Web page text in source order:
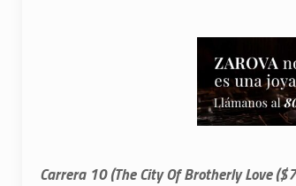
Carrera 10 (The City Of Brotherly Love